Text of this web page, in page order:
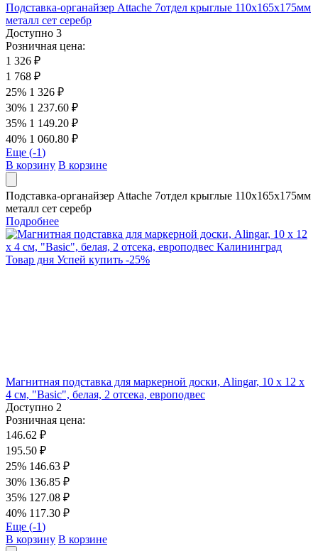
Подставка-органайзер Attache 7отдел крыглые 110x165x175мм
металл сет серебр
Доступно 3
Розничная цена:
1 326 ₽
1 768 ₽
25% 1 326 ₽
30% 1 237.60 ₽
35% 1 149.20 ₽
40% 1 060.80 ₽
Еще (-1)
В корзину В корзине
Подставка-органайзер Attache 7отдел крыглые 110x165x175мм
металл сет серебр
Подробнее
Товар дня Успей купить -25%
Магнитная подставка для маркерной доски, Alingar, 10 х 12 х
4 см, "Basic", белая, 2 отсека, европодвес
Доступно 2
Розничная цена:
146.62 ₽
195.50 ₽
25% 146.63 ₽
30% 136.85 ₽
35% 127.08 ₽
40% 117.30 ₽
Еще (-1)
В корзину В корзине